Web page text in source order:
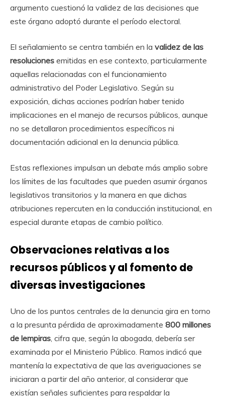
argumento cuestionó la validez de las decisiones que
este órgano adoptó durante el período electoral.
El señalamiento se centra también en la validez de las
resoluciones emitidas en ese contexto, particularmente
aquellas relacionadas con el funcionamiento
administrativo del Poder Legislativo. Según su
exposición, dichas acciones podrían haber tenido
implicaciones en el manejo de recursos públicos, aunque
no se detallaron procedimientos específicos ni
documentación adicional en la denuncia pública.
Estas reflexiones impulsan un debate más amplio sobre
los límites de las facultades que pueden asumir órganos
legislativos transitorios y la manera en que dichas
atribuciones repercuten en la conducción institucional, en
especial durante etapas de cambio político.
Observaciones relativas a los
recursos públicos y al fomento de
diversas investigaciones
Uno de los puntos centrales de la denuncia gira en torno
a la presunta pérdida de aproximadamente 800 millones
de lempiras , cifra que, según la abogada, debería ser
examinada por el Ministerio Público. Ramos indicó que
mantenía la expectativa de que las averiguaciones se
iniciaran a partir del año anterior, al considerar que
existían señales suficientes para respaldar la